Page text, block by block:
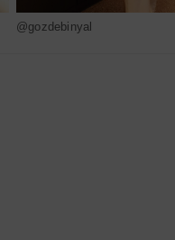
@gozdebinyal